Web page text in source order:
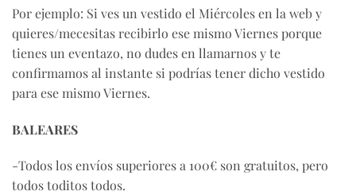
Por ejemplo: Si ves un vestido el Miércoles en la web y
quieres/mecesitas recibirlo ese mismo Viernes porque
tienes un eventazo, no dudes en llamarnos y te
confirmamos al instante si podrías tener dicho vestido
para ese mismo Viernes.
BALEARES
-Todos los envíos superiores a 100€ son gratuitos, pero
todos toditos todos.